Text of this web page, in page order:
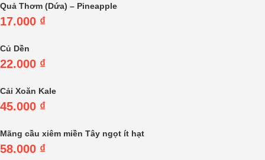
Quả Thơm (Dứa) – Pineapple
17.000 ₫
Củ Dền
22.000 ₫
Cải Xoăn Kale
45.000 ₫
Mãng cầu xiêm miền Tây ngọt ít hạt
58.000 ₫